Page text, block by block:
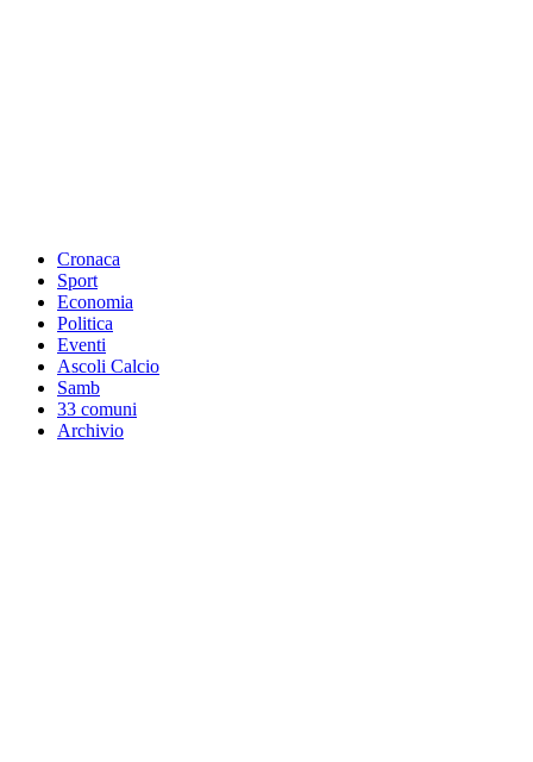
Cronaca
Sport
Economia
Politica
Eventi
Ascoli Calcio
Samb
33 comuni
Archivio